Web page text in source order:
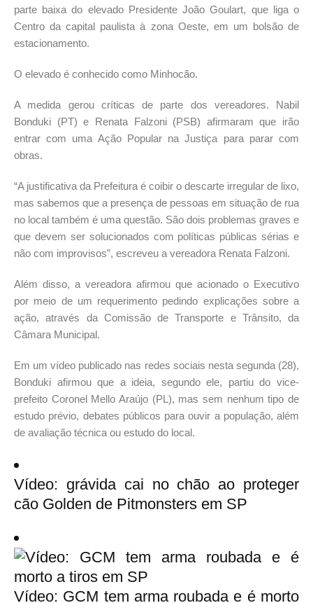
parte baixa do elevado Presidente João Goulart, que liga o
Centro da capital paulista à zona Oeste, em um bolsão de
estacionamento.
O elevado é conhecido como Minhocão.
A medida gerou críticas de parte dos vereadores. Nabil
Bonduki (PT) e Renata Falzoni (PSB) afirmaram que irão
entrar com uma Ação Popular na Justiça para parar com
obras.
“A justificativa da Prefeitura é coibir o descarte irregular de lixo,
mas sabemos que a presença de pessoas em situação de rua
no local também é uma questão. São dois problemas graves e
que devem ser solucionados com políticas públicas sérias e
não com improvisos”, escreveu a vereadora Renata Falzoni.
Além disso, a vereadora afirmou que acionado o Executivo
por meio de um requerimento pedindo explicações sobre a
ação, através da Comissão de Transporte e Trânsito, da
Câmara Municipal.
Em um vídeo publicado nas redes sociais nesta segunda (28),
Bonduki afirmou que a ideia, segundo ele, partiu do vice-
prefeito Coronel Mello Araújo (PL), mas sem nenhum tipo de
estudo prévio, debates públicos para ouvir a população, além
de avaliação técnica ou estudo do local.
Vídeo: grávida cai no chão ao proteger
cão Golden de Pitmonsters em SP
Vídeo: GCM tem arma roubada e é morto